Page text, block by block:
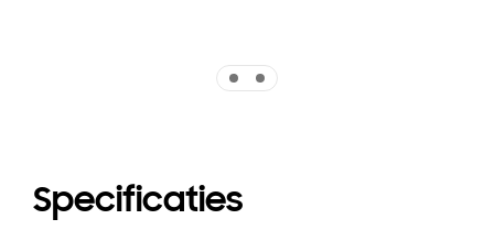
Specificaties